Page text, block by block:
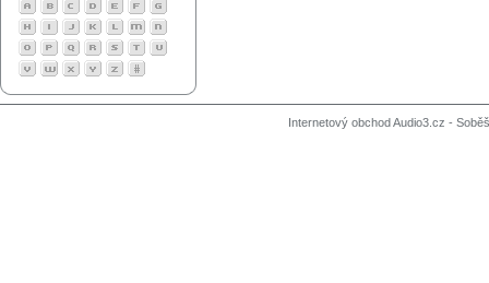
Internetový obchod Audio3.cz -